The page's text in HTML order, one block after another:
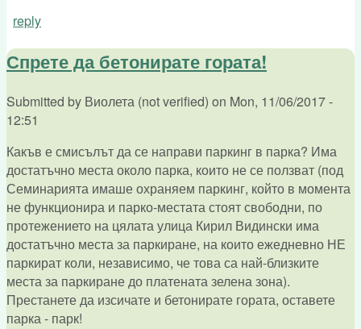
reply
Спрете да бетонирате гората!
Submitted by Виолета (not verified) on Mon, 11/06/2017 -
12:51
Какъв е смисълът да се направи паркинг в парка? Има
достатъчно места около парка, които не се ползват (под
Семинарията имаше охраняем паркинг, който в момента
не функционира и парко-местата стоят свободни, по
протежението на цялата улица Кирил Видински има
достатъчно места за паркиране, на които ежедневно НЕ
паркират коли, независимо, че това са най-близките
места за паркиране до платената зелена зона).
Престанете да изсичате и бетонирате гората, оставете
парка - парк!